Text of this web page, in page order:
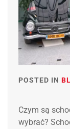
POSTED IN
Czym są
wybrać?